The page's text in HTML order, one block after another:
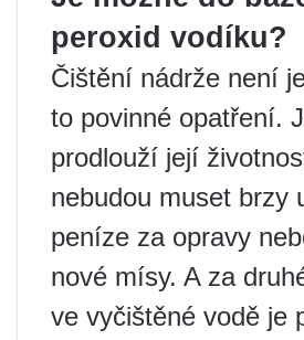
peroxid vodíku?
Čištění nádrže není
to povinné opatření.
prodlouží její
nebudou muset brzy
peníze za opravy
nové mísy. A za
ve vyčištěné vodě je